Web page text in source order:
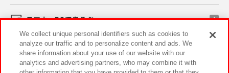
スマホ・PCであそぶ
イベント・キャンペーン
We collect unique personal identifiers such as cookies to
analyze our traffic and to personalize content and ads. We
share information about your use of our website with our
analytics and advertising partners, who may combine it with